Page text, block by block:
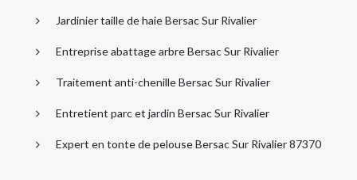
Jardinier taille de haie Bersac Sur Rivalier
Entreprise abattage arbre Bersac Sur Rivalier
Traitement anti-chenille Bersac Sur Rivalier
Entretient parc et jardin Bersac Sur Rivalier
Expert en tonte de pelouse Bersac Sur Rivalier 87370